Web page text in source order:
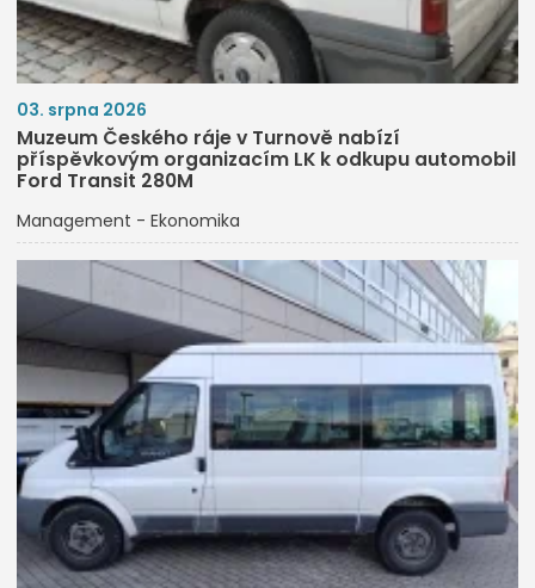
03. srpna 2026
Muzeum Českého ráje v Turnově nabízí
příspěvkovým organizacím LK k odkupu automobil
Ford Transit 280M
Management - Ekonomika